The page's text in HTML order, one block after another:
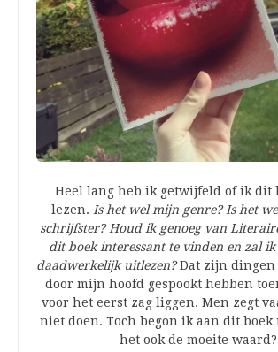
Heel lang heb ik getwijfeld of ik dit
lezen. Is het wel mijn genre? Is het
schrijfster? Houd ik genoeg van
dit boek interessant te vinden en zal
daadwerkelijk uitlezen?Dat zijn dingen
door mijn hoofd gespookt hebben
voor het eerst zag liggen. Men zegt
niet doen. Toch begon ik aan dit boek
het ook de moeite waard?